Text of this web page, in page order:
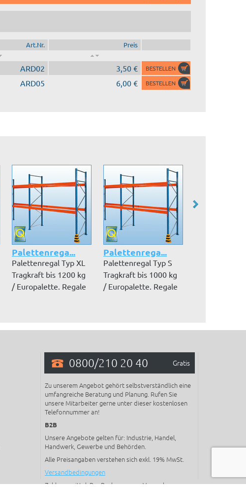
Art.Nr. Preis
ARD02
3,50 €
ARD05
6,00 €
Palettenrega...
Palettenregal Typ XL
Tragkraft bis 1200 kg
/ Europalette. Regale
Palettenrega...
Palettenregal Typ S
Tragkraft bis 1000 kg
/ Europalette. Regale
0800/210 20 40 Gratis
Zu unserem Angebot gehört selbstverständlich eine
umfangreiche Beratung und Planung. Rufen Sie
unsere Mitarbeiter gerne unter dieser kostenlosen
Telefonnummer an!
B2B
Unsere Angebote gelten für: Industrie, Handel,
Handwerk, Gewerbe und Behörden.
Alle Preisangaben verstehen sich exkl. 19% MwSt.
Versandbedingungen
Zahlungsmittel: Per Rechnung, per Vorauskasse, per